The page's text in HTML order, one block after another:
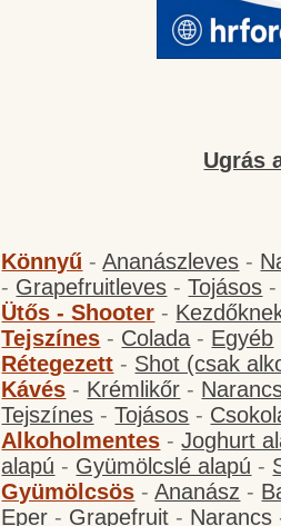
Ugrás
Könnyű -Ananászleves -
- Grapefruitleves -Tojásos
Ütős - Shooter -
Tejszínes - Colada - Egyéb
Rétegezett - Shot (csak
Kávés - Krémlikőr -
Tejszínes -Tojásos -
Alkoholmentes -Joghurt
alapú - Gyümölcslé alapú -
Gyümölcsös -Ananász -
Eper - Grapefruit - Narancs